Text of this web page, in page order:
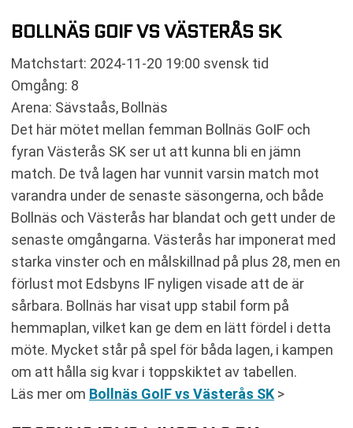
BOLLNÄS GOIF VS VÄSTERÅS SK
Matchstart: 2024-11-20 19:00 svensk tid
Omgång: 8
Arena: Sävstaås, Bollnäs
Det här mötet mellan femman Bollnäs GoIF och
fyran Västerås SK ser ut att kunna bli en jämn
match. De två lagen har vunnit varsin match mot
varandra under de senaste säsongerna, och både
Bollnäs och Västerås har blandat och gett under de
senaste omgångarna. Västerås har imponerat med
starka vinster och en målskillnad på plus 28, men en
förlust mot Edsbyns IF nyligen visade att de är
sårbara. Bollnäs har visat upp stabil form på
hemmaplan, vilket kan ge dem en lätt fördel i detta
möte. Mycket står på spel för båda lagen, i kampen
om att hålla sig kvar i toppskiktet av tabellen.
Läs mer om Bollnäs GoIF vs Västerås SK >